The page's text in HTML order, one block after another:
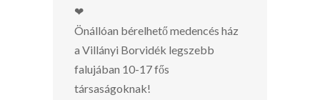
❤
Önállóan bérelhető medencés ház
a Villányi Borvidék legszebb
falujában 10-17 fős
társaságoknak!